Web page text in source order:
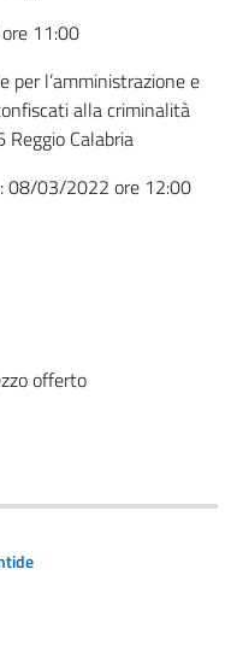
11:00
l’amministrazione e
alla criminalità
Reggio Calabria
03/2022 ore 12:00
offerto